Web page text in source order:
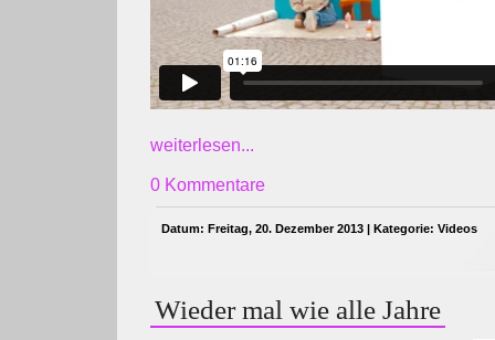
weiterlesen...
0 Kommentare
Datum: Freitag, 20. Dezember 2013 | Kategorie: Videos
Wieder mal wie alle Jahre